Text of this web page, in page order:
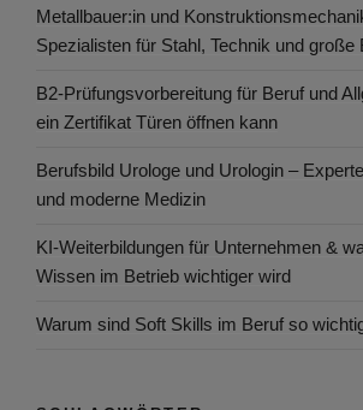
Metallbauer:in und
Spezialisten für Stahl, Technik und große
B2-Prüfungsvorbereitung für Beruf und
ein Zertifikat Türen öffnen kann
Berufsbild Urologe und Urologin –
und moderne Medizin
KI-Weiterbildungen für Unternehmen &
Wissen im Betrieb wichtiger wird
Warum sind Soft Skills im Beruf so